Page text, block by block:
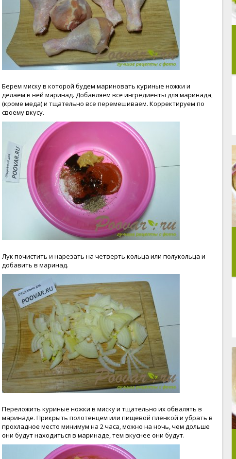
Берем миску в которой будем мариновать куриные ножки и
делаем в ней маринад. Добавляем все ингредиенты для маринада,
(кроме меда) и тщательно все перемешиваем. Корректируем по
своему вкусу.
Лук почистить и нарезать на четверть кольца или полукольца и
добавить в маринад.
Переложить куриные ножки в миску и тщательно их обвалять в
маринаде. Прикрыть полотенцем или пищевой пленкой и убрать в
прохладное место минимум на 2 часа, можно на ночь, чем дольше
они будут находиться в маринаде, тем вкуснее они будут.